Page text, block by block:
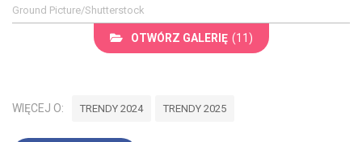
Ground Picture/Shutterstock
OTWÓRZ GALERIĘ (11)
WIĘCEJ O: TRENDY 2024 TRENDY 2025